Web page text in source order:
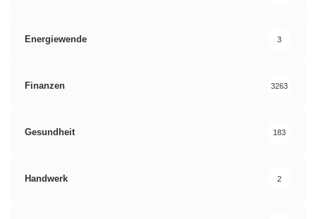
Energiewende 3
Finanzen 3263
Gesundheit 183
Handwerk 2